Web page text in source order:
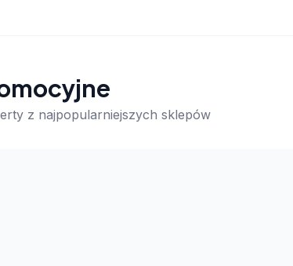
z najpopularniejszych sklepów